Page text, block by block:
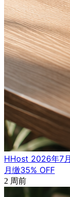
HHost 2026年7
月缴35% OFF
2 周前